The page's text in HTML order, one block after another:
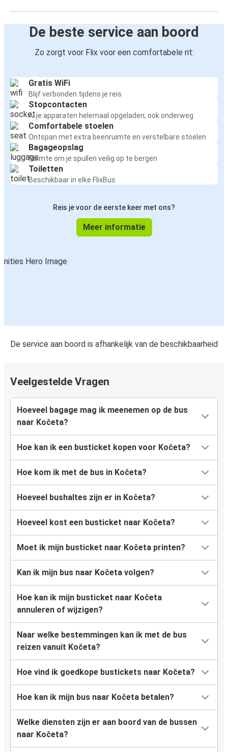
De beste service aan boord
Zo zorgt voor Flix voor een comfortabele rit:
Gratis WiFi
Blijf verbonden tijdens je reis
Stopcontacten
Al je apparaten helemaal opgeladen, ook onderweg
Comfortabele stoelen
Ontspan met extra beenruimte en verstelbare stoelen
Bagageopslag
Ruimte om je spullen veilig op te bergen
Toiletten
Beschikbaar in elke FlixBus
Reis je voor de eerste keer met ons?
Meer informatie
De service aan boord is afhankelijk van de beschikbaarheid
Veelgestelde Vragen
Hoeveel bagage mag ik meenemen op de bus
naar Kočeta?
Hoe kan ik een busticket kopen voor Kočeta?
Hoe kom ik met de bus in Kočeta?
Hoeveel bushaltes zijn er in Kočeta?
Hoeveel kost een busticket naar Kočeta?
Moet ik mijn busticket naar Kočeta printen?
Kan ik mijn bus naar Kočeta volgen?
Hoe kan ik mijn busticket naar Kočeta
annuleren of wijzigen?
Naar welke bestemmingen kan ik met de bus
reizen vanuit Kočeta?
Hoe vind ik goedkope bustickets naar Kočeta?
Hoe kan ik mijn bus naar Kočeta betalen?
Welke diensten zijn er aan boord van de bussen
naar Kočeta?